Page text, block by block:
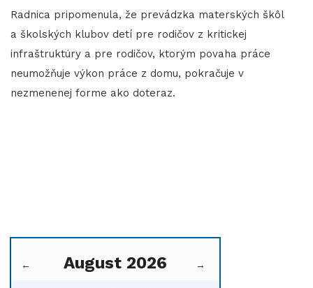
Radnica pripomenula, že prevádzka materských škôl
a školských klubov detí pre rodičov z kritickej
infraštruktúry a pre rodičov, ktorým povaha práce
neumožňuje výkon práce z domu, pokračuje v
nezmenenej forme ako doteraz.
← August 2026 →